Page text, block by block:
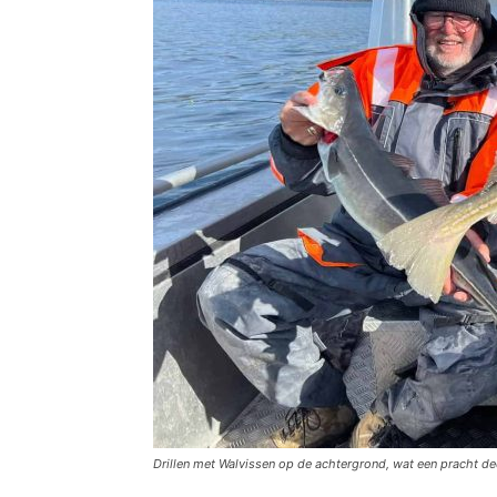
Drillen met Walvissen op de achtergrond, wat een pracht